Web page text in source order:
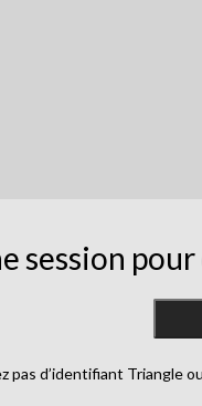
session
pas d’identifiant Triangle